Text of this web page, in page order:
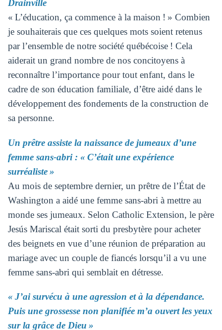
Drainville
« L’éducation, ça commence à la maison ! » Combien
je souhaiterais que ces quelques mots soient retenus
par l’ensemble de notre société québécoise ! Cela
aiderait un grand nombre de nos concitoyens à
reconnaître l’importance pour tout enfant, dans le
cadre de son éducation familiale, d’être aidé dans le
développement des fondements de la construction de
sa personne.
Un prêtre assiste la naissance de jumeaux d’une
femme sans-abri : « C’était une expérience
surréaliste »
Au mois de septembre dernier, un prêtre de l’État de
Washington a aidé une femme sans-abri à mettre au
monde ses jumeaux. Selon Catholic Extension, le père
Jesús Mariscal était sorti du presbytère pour acheter
des beignets en vue d’une réunion de préparation au
mariage avec un couple de fiancés lorsqu’il a vu une
femme sans-abri qui semblait en détresse.
« J’ai survécu à une agression et à la dépendance.
Puis une grossesse non planifiée m’a ouvert les yeux
sur la grâce de Dieu »